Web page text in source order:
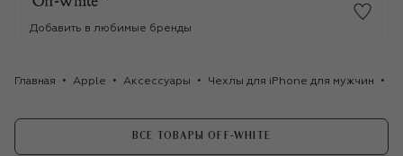
Добавить в любимые бренды
Главная Apple Аксессуары Чехлы для iPhone для мужчин
ВСЕ ТОВАРЫ OFF-WHITE